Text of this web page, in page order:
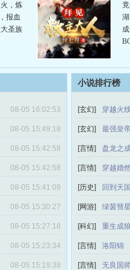
，炼
报血
圣族
08-05 16:02:53
08-05 15:49:18
08-05 15:42:58
08-05 15:42:58
08-05 15:41:09
08-05 15:30:27
08-05 15:27:18
08-05 15:23:34
08-05 15:19:38
小说排行榜
[玄幻] 穿越火
[玄幻] 最强皇帝
[言情] 盘龙之
[言情] 穿越婚
[历史] 回到天
[网游] 绿茵彗星
[科幻] 重生成狼
[言情] 洛阳锦
[言情] 无良国